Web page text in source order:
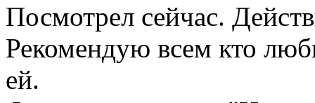
Посмотрел сейчас.
Рекомендую всем кто
ей.